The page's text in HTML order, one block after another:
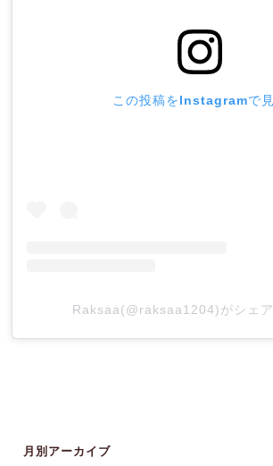
この投稿をInstagramで
Raksaa(@raksaa1204)がシェ
月別アーカイブ